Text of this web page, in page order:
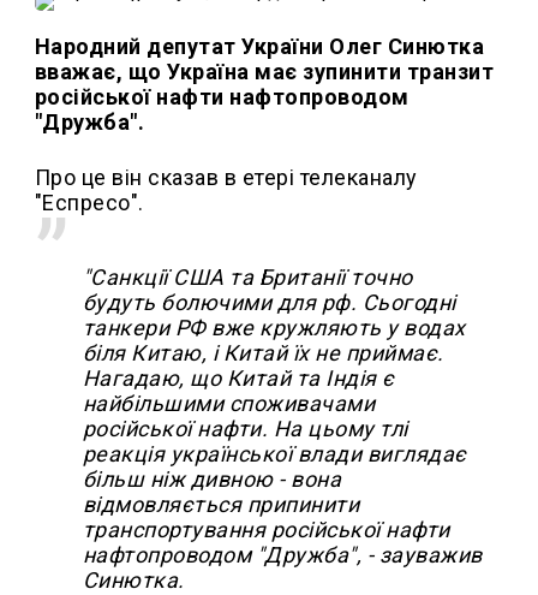
Народний депутат України Олег Синютка
вважає, що Україна має зупинити транзит
російської нафти нафтопроводом
"Дружба".
Про це він сказав в етері телеканалу
"Еспресо".
"Санкції США та Британії точно
будуть болючими для рф. Сьогодні
танкери РФ вже кружляють у водах
біля Китаю, і Китай їх не приймає.
Нагадаю, що Китай та Індія є
найбільшими споживачами
російської нафти. На цьому тлі
реакція української влади виглядає
більш ніж дивною - вона
відмовляється припинити
транспортування російської нафти
нафтопроводом "Дружба", - зауважив
Синютка.